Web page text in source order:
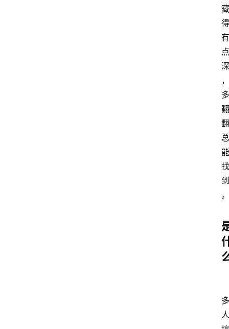
藏
得
有
点
深
，
多
翻
翻
总
能
找
到
。
多
人